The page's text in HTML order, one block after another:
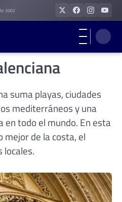
2002
suma playas, ciudades
mediterráneos y una
en todo el mundo. En esta
de la costa, el
locales.